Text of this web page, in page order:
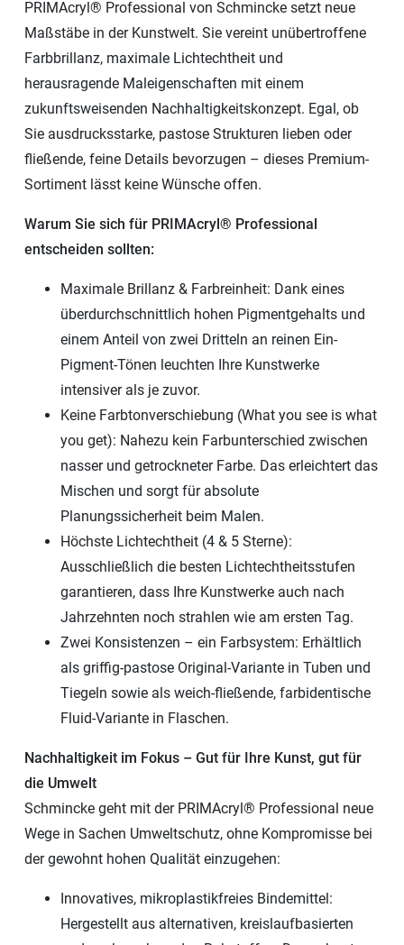
PRIMAcryl® Professional von Schmincke setzt neue
Maßstäbe in der Kunstwelt. Sie vereint unübertroffene
Farbbrillanz, maximale Lichtechtheit und
herausragende Maleigenschaften mit einem
zukunftsweisenden Nachhaltigkeitskonzept. Egal, ob
Sie ausdrucksstarke, pastose Strukturen lieben oder
fließende, feine Details bevorzugen – dieses Premium-
Sortiment lässt keine Wünsche offen.
Warum Sie sich für PRIMAcryl® Professional
entscheiden sollten:
Maximale Brillanz & Farbreinheit: Dank eines
überdurchschnittlich hohen Pigmentgehalts und
einem Anteil von zwei Dritteln an reinen Ein-
Pigment-Tönen leuchten Ihre Kunstwerke
intensiver als je zuvor.
Keine Farbtonverschiebung (What you see is what
you get): Nahezu kein Farbunterschied zwischen
nasser und getrockneter Farbe. Das erleichtert das
Mischen und sorgt für absolute
Planungssicherheit beim Malen.
Höchste Lichtechtheit (4 & 5 Sterne):
Ausschließlich die besten Lichtechtheitsstufen
garantieren, dass Ihre Kunstwerke auch nach
Jahrzehnten noch strahlen wie am ersten Tag.
Zwei Konsistenzen – ein Farbsystem: Erhältlich
als griffig-pastose Original-Variante in Tuben und
Tiegeln sowie als weich-fließende, farbidentische
Fluid-Variante in Flaschen.
Nachhaltigkeit im Fokus – Gut für Ihre Kunst, gut für
die Umwelt
Schmincke geht mit der PRIMAcryl® Professional neue
Wege in Sachen Umweltschutz, ohne Kompromisse bei
der gewohnt hohen Qualität einzugehen:
Innovatives, mikroplastikfreies Bindemittel:
Hergestellt aus alternativen, kreislaufbasierten